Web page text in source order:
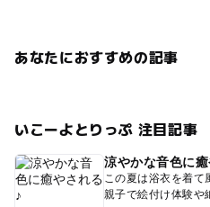
あなたにおすすめの記事
いこーよとりっぷ 注目記事
涼やかな音色に
この夏は浴衣を着て
親子で絵付け体験や